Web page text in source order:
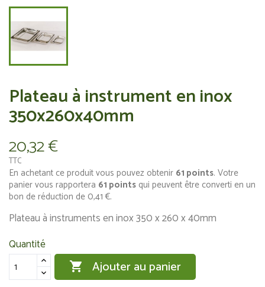
Plateau à instrument en inox
350x260x40mm
20,32 €
TTC
En achetant ce produit vous pouvez obtenir 61 points. Votre
panier vous rapportera 61 points qui peuvent être converti en un
bon de réduction de 0,41 €.
Plateau à instruments en inox 350 x 260 x 40mm
Quantité
 Ajouter au panier